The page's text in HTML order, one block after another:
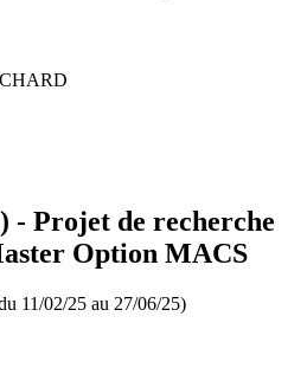
- Projet de recherche
Option MACS
11/02/25 au 27/06/25)